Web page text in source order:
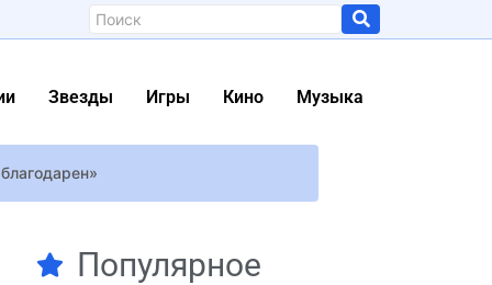
Звезды Игры Кино Музыка
Популярное